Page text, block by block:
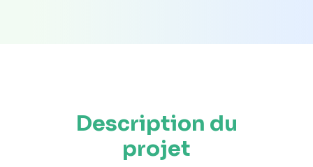
Description du
projet